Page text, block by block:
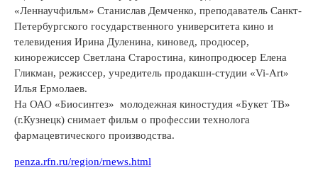
«Леннаучфильм» Станислав Демченко, преподаватель Санкт-
Петербургского государственного университета кино и
телевидения Ирина Дуленина, киновед, продюсер,
кинорежиссер Светлана Старостина, кинопродюсер Елена
Гликман, режиссер, учредитель продакшн-студии «Vi-Art»
Илья Ермолаев.
На ОАО «Биосинтез» молодежная киностудия «Букет ТВ»
(г.Кузнецк) снимает фильм о профессии технолога
фармацевтического производства.
penza.rfn.ru/region/rnews.html